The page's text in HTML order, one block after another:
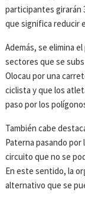
participantes girarán
que significa reducir
Además, se elimina
sectores que se
Olocau por una
ciclista y que los
paso por los
También cabe
Paterna pasando
circuito que no se
En este sentido, la
alternativo que se